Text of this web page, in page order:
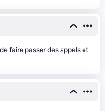
faire passer des appels et